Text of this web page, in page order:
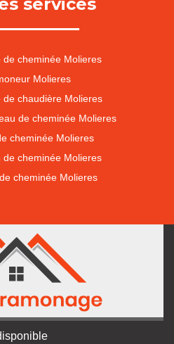
de cheminée Molieres
Molieres
de chaudière Molieres
de cheminée Molieres
cheminée Molieres
de cheminée Molieres
cheminée Molieres